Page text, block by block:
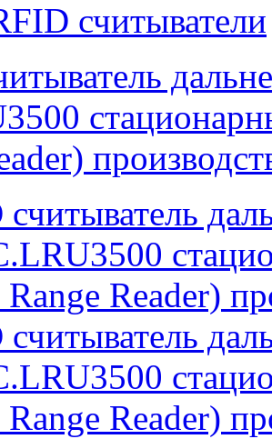
считыватели